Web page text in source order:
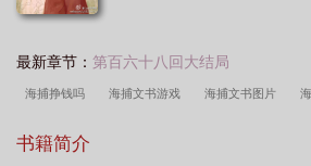
最新章节： 第百六十八回大结局
海捕挣钱吗 海捕文书游戏 海捕文书图片
通缉令有什么区别
书籍简介